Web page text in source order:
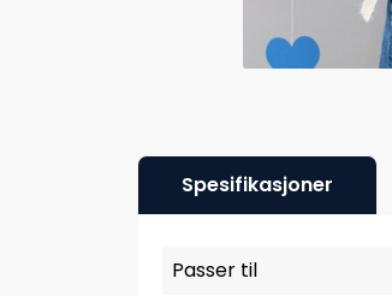
Spesifikasjoner
Passer til